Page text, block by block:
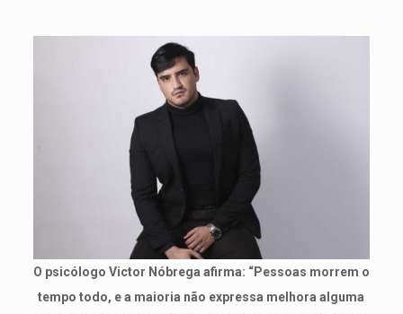
O psicólogo Victor Nóbrega afirma: “Pessoas morrem o
tempo todo, e a maioria não expressa melhora alguma